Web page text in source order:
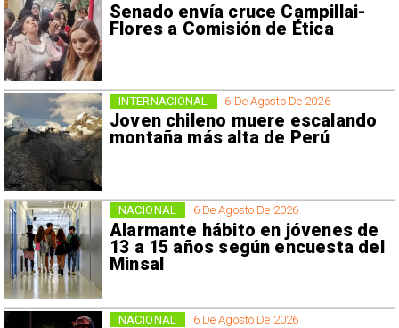
Senado envía cruce Campillai-
Flores a Comisión de Ética
6 De Agosto De 2026
Joven chileno muere escalando
montaña más alta de Perú
INTERNACIONAL
6 De Agosto De 2026
Alarmante hábito en jóvenes de
13 a 15 años según encuesta del
Minsal
NACIONAL
6 De Agosto De 2026
NACIONAL